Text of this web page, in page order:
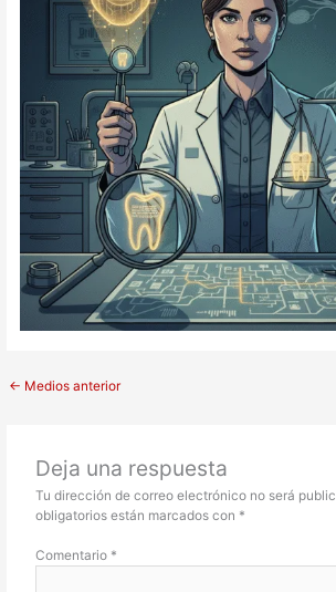
← Medios anterior
Deja una respuesta
Tu dirección de correo electrónico no será
obligatorios están marcados con *
Comentario *